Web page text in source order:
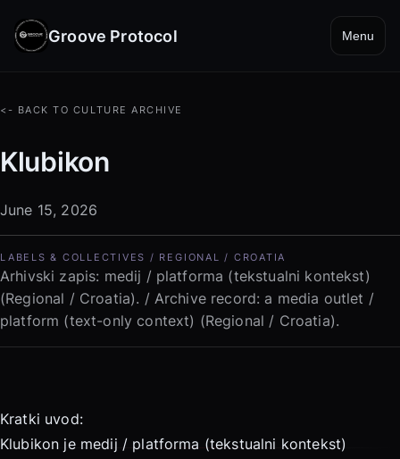
Groove Protocol Menu
<- BACK TO CULTURE ARCHIVE
Klubikon
June 15, 2026
LABELS & COLLECTIVES / REGIONAL / CROATIA
Arhivski zapis: medij / platforma (tekstualni kontekst)
(Regional / Croatia). / Archive record: a media outlet /
platform (text-only context) (Regional / Croatia).
Kratki uvod:
Klubikon je medij / platforma (tekstualni kontekst)